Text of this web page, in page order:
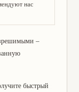
нас
–
быстрый